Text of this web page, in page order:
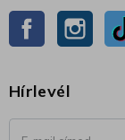
Facebook
Hírlevél